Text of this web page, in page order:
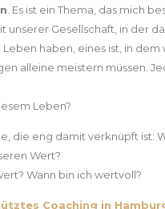
. Es ist ein Thema, das mich
unserer Gesellschaft, in der
haben, eines ist, in dem
alleine meistern müssen.
Leben?
die eng damit verknüpft ist:
Wert?
Wann bin ich wertvoll?
Coaching in